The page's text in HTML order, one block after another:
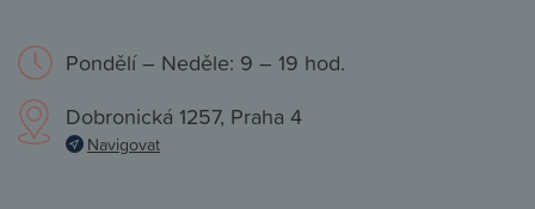
Pondělí – Neděle: 9 – 19 hod.
Dobronická 1257, Praha 4
Navigovat